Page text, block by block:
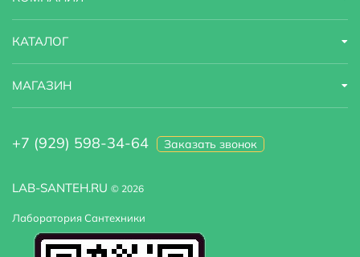
Страна бренда Германия
Регулируемая ширина
LAB-SANTEH.RU © 2026
Лаборатория Сантехники
КАТАЛОГ
МАГАЗИН
+7 (929) 598-34-64 Заказать звонок